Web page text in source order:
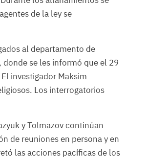
de la ley se
al departamento de
donde se les informó que el 29
investigador Maksim
Los interrogatorios
y Tolmazov continúan
de reuniones en persona y en
las acciones pacíficas de los